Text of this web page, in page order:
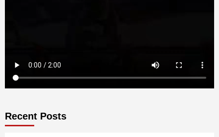
Recent Posts